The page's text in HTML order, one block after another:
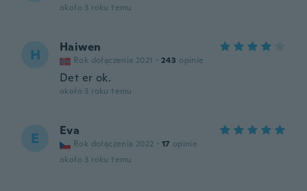
około 3 roku temu
H Haiwen
Rok dołączenia 2021 · 243 opinie
Det er ok.
około 3 roku temu
E Eva
Rok dołączenia 2022 · 17 opinie
około 3 roku temu